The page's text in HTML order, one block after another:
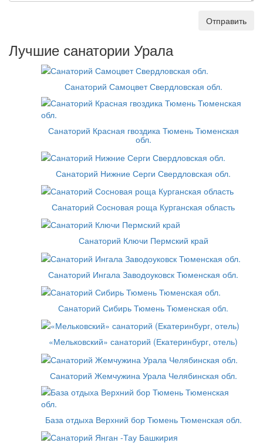
Отправить
Лучшие санатории Урала
Санаторий Самоцвет Свердловская обл.
Санаторий Красная гвоздика Тюмень Тюменская
обл.
Санаторий Нижние Серги Свердловская обл.
Санаторий Сосновая роща Курганская область
Санаторий Ключи Пермский край
Санаторий Ингала Заводоуковск Тюменская обл.
Санаторий Сибирь Тюмень Тюменская обл.
«Мельковский» санаторий (Екатеринбург, отель)
Санаторий Жемчужина Урала Челябинская обл.
База отдыха Верхний бор Тюмень Тюменская обл.